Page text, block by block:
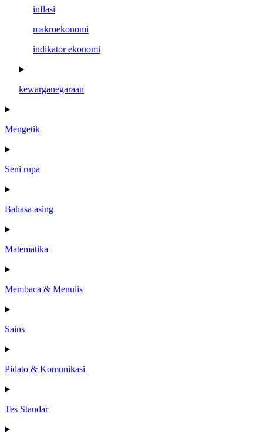
inflasi
makroekonomi
indikator ekonomi
kewarganegaraan
Mengetik
Seni rupa
Bahasa asing
Matematika
Membaca & Menulis
Sains
Pidato & Komunikasi
Tes Standar